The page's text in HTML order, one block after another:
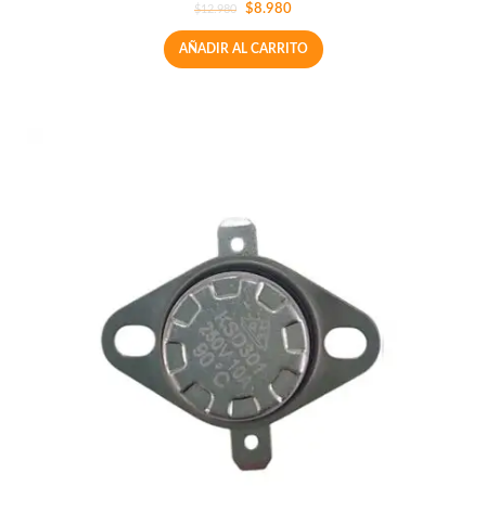
$12.980 $8.980
AÑADIR AL CARRITO